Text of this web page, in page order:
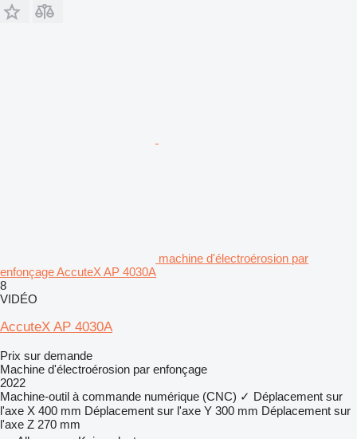
machine d'électroérosion par
enfonçage AccuteX AP 4030A
8
VIDÉO
AccuteX AP 4030A
Prix sur demande
Machine d'électroérosion par enfonçage
2022
Machine-outil à commande numérique (CNC) ✓ Déplacement sur
l'axe X 400 mm Déplacement sur l'axe Y 300 mm Déplacement sur
l'axe Z 270 mm